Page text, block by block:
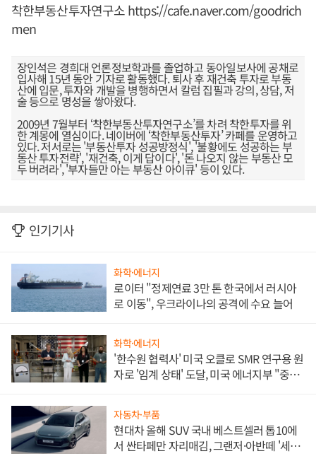
착한부동산투자연구소https://cafe.naver.com/goodrich
men
장인석은 경희대 언론정보학과를 졸업하고 동아일보사에 공채로
입사해 15년 동안 기자로 활동했다. 퇴사 후 재건축 투자로 부동
산에 입문, 투자와 개발을 병행하면서 칼럼 집필과 강의, 상담, 저
술 등으로 명성을 쌓아왔다.
2009년 7월부터 ‘착한부동산투자연구소’를 차려 착한투자를 위
한 계몽에 열심이다. 네이버에 ‘착한부동산투자’ 카페를 운영하고
있다. 저서로는 '부동산투자 성공방정식', '불황에도 성공하는 부
동산 투자전략', '재건축, 이게 답이다', '돈 나오지 않는 부동산 모
두 버려라', '부자들만 아는 부동산 아이큐' 등이 있다.
인기기사
화학·에너지
로이터 "정제연료 3만 톤 한국에서 러시아
로 이동", 우크라이나의 공격에 수요 늘어
화학·에너지
'한수원 협력사' 미국 오클로 SMR 연구용 원
자로 '임계 상태' 도달, 미국 에너지부 "중요
자동차·부품
현대차 올해 SUV 국내 베스트셀러 톱10에
서 싼타페만 자리매김, 그랜저·아반떼 '세단